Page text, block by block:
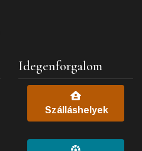
Idegenforgalom
Szálláshelyek